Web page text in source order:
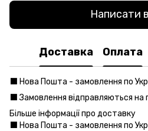
Написати
Доставка Оплата
⬛️ Нова Пошта - замовлення по
⬛️ Замовлення відправляються на
Більше інформації про доставку
⬛️ Нова Пошта - замовлення по